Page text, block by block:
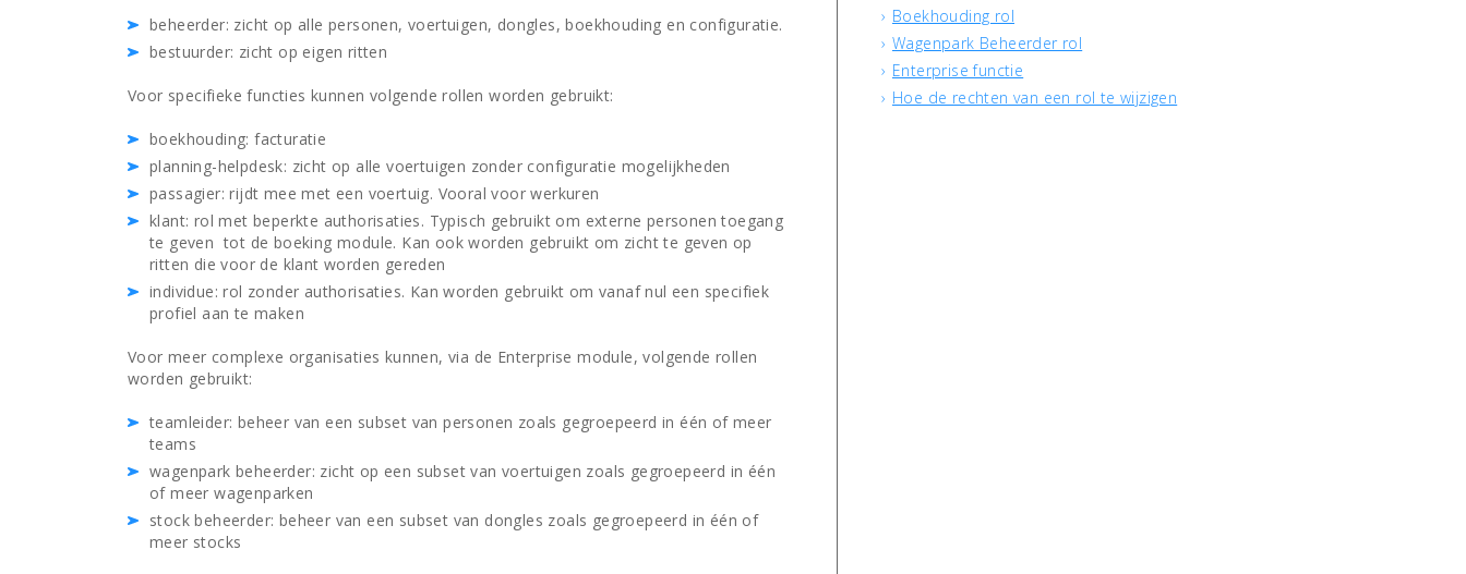
beheerder: zicht op alle personen, voertuigen, dongles, boekhouding en configuratie.
bestuurder: zicht op eigen ritten
Voor specifieke functies kunnen volgende rollen worden gebruikt:
boekhouding: facturatie
planning-helpdesk: zicht op alle voertuigen zonder configuratie mogelijkheden
passagier: rijdt mee met een voertuig. Vooral voor werkuren
klant: rol met beperkte authorisaties. Typisch gebruikt om externe personen toegang
te geven tot de boeking module. Kan ook worden gebruikt om zicht te geven op
ritten die voor de klant worden gereden
individue: rol zonder authorisaties. Kan worden gebruikt om vanaf nul een specifiek
profiel aan te maken
Voor meer complexe organisaties kunnen, via de Enterprise module, volgende rollen
worden gebruikt:
teamleider: beheer van een subset van personen zoals gegroepeerd in één of meer
teams
wagenpark beheerder: zicht op een subset van voertuigen zoals gegroepeerd in één
of meer wagenparken
stock beheerder: beheer van een subset van dongles zoals gegroepeerd in één of
meer stocks
Boekhouding rol
Wagenpark Beheerder rol
Enterprise functie
Hoe de rechten van een rol te wijzigen